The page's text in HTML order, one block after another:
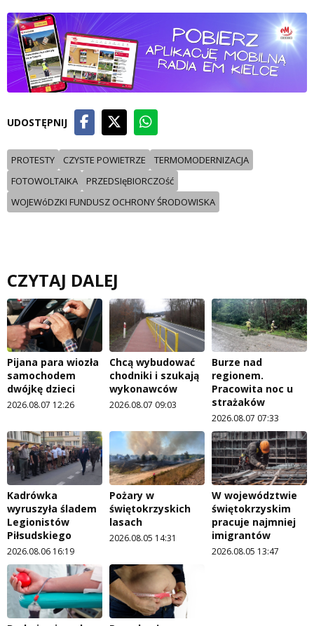
UDOSTĘPNIJ
PROTESTY CZYSTE POWIETRZE
TERMOMODERNIZACJA
FOTOWOLTAIKA
PRZEDSIęBIORCZOść
WOJEWóDZKI FUNDUSZ OCHRONY ŚRODOWISKA
CZYTAJ DALEJ
Pijana para wiozła
samochodem
dwójkę dzieci
2026.08.07 12:26
Chcą wybudować
chodniki i szukają
wykonawców
2026.08.07 09:03
Burze nad
regionem.
Pracowita noc u
strażaków
2026.08.07 07:33
Kadrówka
wyruszyła śladem
Legionistów
Piłsudskiego
2026.08.06 16:19
Pożary w
świętokrzyskich
lasach
2026.08.05 14:31
W województwie
świętokrzyskim
pracuje najmniej
imigrantów
2026.08.05 13:47